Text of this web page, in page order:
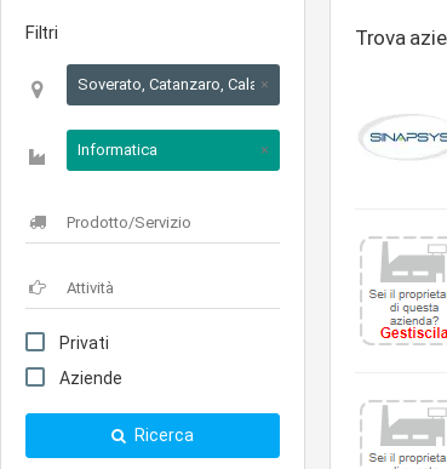
Filtri
Soverato, Catanzaro, Calabria
×
Informatica ×
Privati
Aziende
Ricerca
Trova